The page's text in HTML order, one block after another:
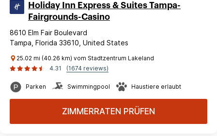
Holiday Inn Express & Suites Tampa-
Fairgrounds-Casino
8610 Elm Fair Boulevard
Tampa, Florida 33610, United States
25.02 mi (40.26 km) vom Stadtzentrum Lakeland
4.31
(1674 reviews)
Parken Swimmingpool Haustiere erlaubt
ZIMMERRATEN PRÜFEN